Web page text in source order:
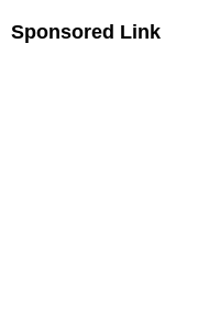
Sponsored Link